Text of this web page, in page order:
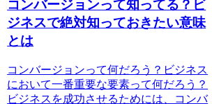
コンバージョンって知ってる？ビ
ジネスで絶対知っておきたい意味
とは
コンバージョンって何だろう？ビジネス
において一番重要な要素って何だろう？
ビジネスを成功させるためには、コンバ